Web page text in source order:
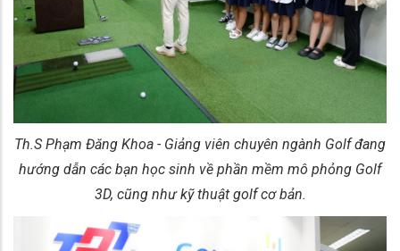
Th.S Phạm Đăng Khoa - Giảng viên chuyên ngành Golf đang
hướng dẫn các bạn học sinh về phần mềm mô phỏng Golf
3D, cũng như kỹ thuật golf cơ bản.